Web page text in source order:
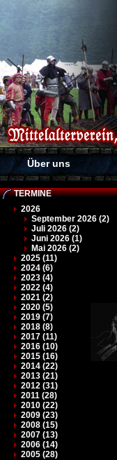
Über uns
TERMINE
2026
September 2026 (2)
Juli 2026 (2)
Juni 2026 (1)
Mai 2026 (2)
2025 (11)
2024 (6)
2023 (4)
2022 (4)
2021 (2)
2020 (5)
2019 (7)
2018 (8)
2017 (11)
2016 (10)
2015 (16)
2014 (22)
2013 (21)
2012 (31)
2011 (28)
2010 (22)
2009 (23)
2008 (15)
2007 (13)
2006 (14)
2005 (28)